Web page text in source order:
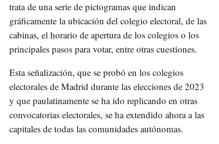
trata de una serie de pictogramas que indican
gráficamente la ubicación del colegio electoral, de las
cabinas, el horario de apertura de los colegios o los
principales pasos para votar, entre otras cuestiones.
Esta señalización, que se probó en los colegios
electorales de Madrid durante las elecciones de 2023
y que paulatinamente se ha ido replicando en otras
convocatorias electorales, se ha extendido ahora a las
capitales de todas las comunidades autónomas.